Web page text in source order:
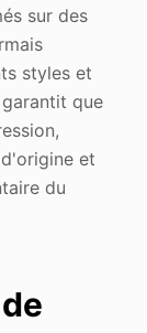
sur des
styles et
que
et
du